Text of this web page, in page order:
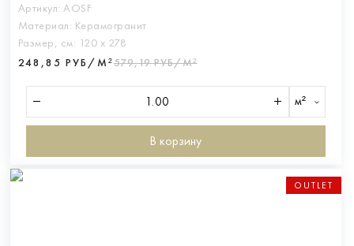
Артикул: AOSF
Материал: Керамогранит
Размер, см: 120 х 278
248,85 РУБ/М²579,19 РУБ/М²
м²
В корзину
OUTLET